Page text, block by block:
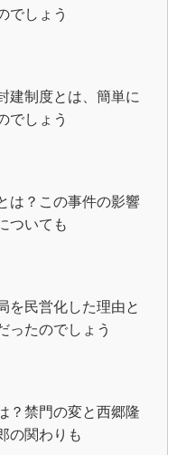
でしょう
建制度とは、簡単に
でしょう
は？この事件の影響
ついても
を民営化した理由と
ったのでしょう
？禁門の変と西郷隆
の関わりも